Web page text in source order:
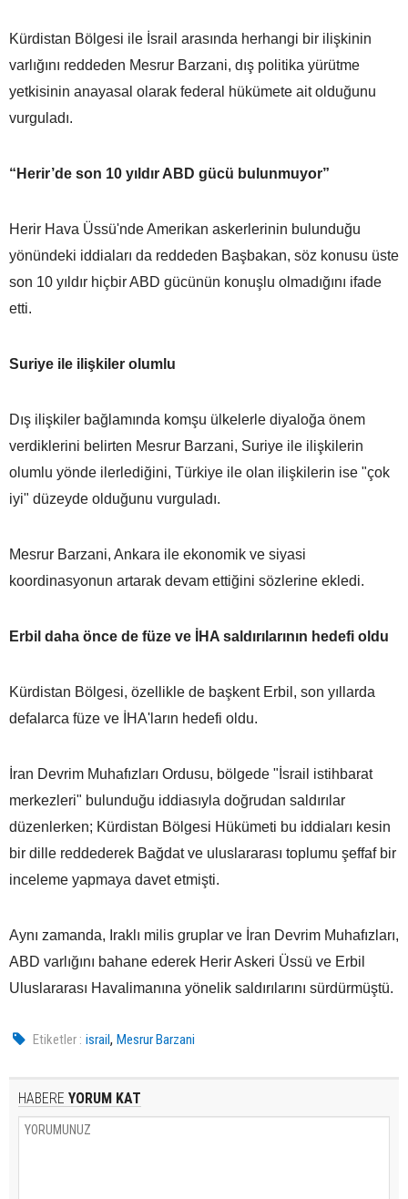
Kürdistan Bölgesi ile İsrail arasında herhangi bir ilişkinin
varlığını reddeden Mesrur Barzani, dış politika yürütme
yetkisinin anayasal olarak federal hükümete ait olduğunu
vurguladı.
“Herir’de son 10 yıldır ABD gücü bulunmuyor”
Herir Hava Üssü'nde Amerikan askerlerinin bulunduğu
yönündeki iddiaları da reddeden Başbakan, söz konusu üste
son 10 yıldır hiçbir ABD gücünün konuşlu olmadığını ifade
etti.
Suriye ile ilişkiler olumlu
Dış ilişkiler bağlamında komşu ülkelerle diyaloğa önem
verdiklerini belirten Mesrur Barzani, Suriye ile ilişkilerin
olumlu yönde ilerlediğini, Türkiye ile olan ilişkilerin ise "çok
iyi" düzeyde olduğunu vurguladı.
Mesrur Barzani, Ankara ile ekonomik ve siyasi
koordinasyonun artarak devam ettiğini sözlerine ekledi.
Erbil daha önce de füze ve İHA saldırılarının hedefi oldu
Kürdistan Bölgesi, özellikle de başkent Erbil, son yıllarda
defalarca füze ve İHA'ların hedefi oldu.
İran Devrim Muhafızları Ordusu, bölgede "İsrail istihbarat
merkezleri" bulunduğu iddiasıyla doğrudan saldırılar
düzenlerken; Kürdistan Bölgesi Hükümeti bu iddiaları kesin
bir dille reddederek Bağdat ve uluslararası toplumu şeffaf bir
inceleme yapmaya davet etmişti.
Aynı zamanda, Iraklı milis gruplar ve İran Devrim Muhafızları,
ABD varlığını bahane ederek Herir Askeri Üssü ve Erbil
Uluslararası Havalimanına yönelik saldırılarını sürdürmüştü.
Etiketler : israil,Mesrur Barzani
HABERE YORUM KAT